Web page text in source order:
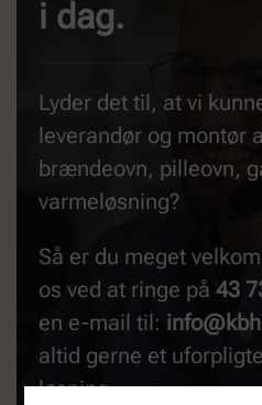
i dag.
Lyder det til, at vi
leverandør og montør
brændeovn, pilleovn,
varmeløsning?
Så er du meget
os ved at ringe på 43
en e-mail til:
altid gerne et
løsning.